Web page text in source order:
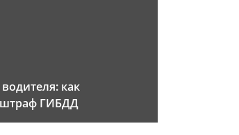
как
ГИБДД